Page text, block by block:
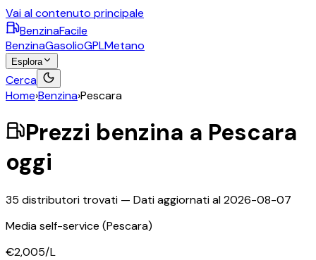
Vai al contenuto principale
BenzinaFacile
BenzinaGasolioGPLMetano
Esplora
Cerca
Home›Benzina›Pescara
Prezzi benzina a Pescara
oggi
35 distributori trovati — Dati aggiornati al2026-08-07
Media self-service (Pescara)
€2,005/L